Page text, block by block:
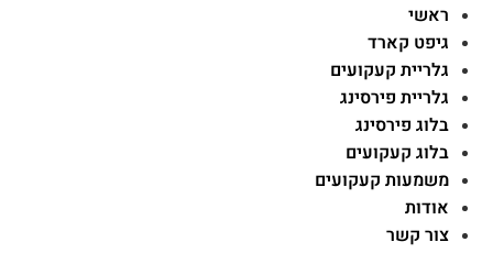
ראשי
גיפט קארד
גלריית קעקועים
גלריית פירסינג
בלוג פירסינג
בלוג קעקועים
משמעות קעקועים
אודות
צור קשר